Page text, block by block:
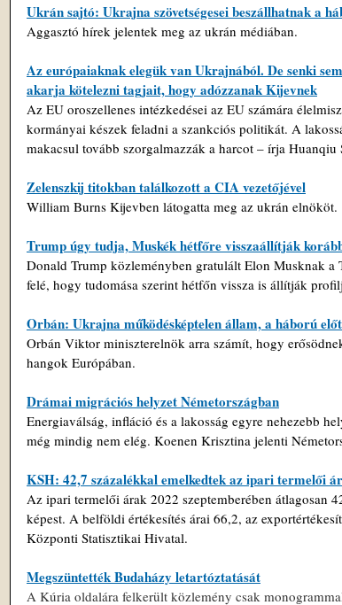
Ukrán sajtó: Ukrajna szövetségesei beszállhatnak a
Aggasztó hírek jelentek meg az ukrán médiában.
Az európaiaknak elegük van Ukrajnából. De senki
akarja kötelezni tagjait, hogy adózzanak Kijevnek
Az EU oroszellenes intézkedései az EU számára
kormányai készek feladni a szankciós politikát. A
makacsul tovább szorgalmazzák a harcot – írja Huanqiu
Zelenszkij titokban találkozott a CIA vezetőjével
William Burns Kijevben látogatta meg az ukrán elnököt.
Trump úgy tudja, Muskék hétfőre visszaállítják
Donald Trump közleményben gratulált Elon Musknak a
felé, hogy tudomása szerint hétfőn vissza is állítják
Orbán: Ukrajna működésképtelen állam, a háború
Orbán Viktor miniszterelnök arra számít, hogy
hangok Európában.
Drámai migrációs helyzet Németországban
Energiaválság, infláció és a lakosság egyre nehezebb
még mindig nem elég. Koenen Krisztina jelenti
KSH: 42,7 százalékkal emelkedtek az ipari termelői
Az ipari termelői árak 2022 szeptemberében átlagosan
képest. A belföldi értékesítés árai 66,2, az
Központi Statisztikai Hivatal.
Megszüntették Budaházy letartóztatását
A Kúria oldalára felkerült közlemény csak